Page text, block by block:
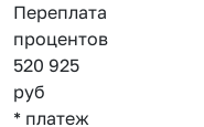
Переплата
процентов
520 925
руб
* платеж